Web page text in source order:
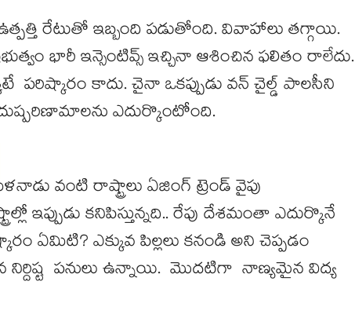
రేటుతో ఇబ్బంది పడుతోంది. వివాహాలు తగ్గాయి.
భారీ ఇన్సెంటివ్స్​ ఇచ్చినా ఆశించిన ఫలితం రాలేదు.
పరిష్కారం కాదు. చైనా ఒకప్పుడు వన్​ చైల్డ్​ పాలసీని
ఎదుర్కొంటోంది.
వంటి రాష్ట్రాలు ఏజింగ్ ​ట్రెండ్​ వైపు
ఇప్పుడు కనిపిస్తున్నది.. రేపు దేశమంతా ఎదుర్కొనే
ఏమిటి? ఎక్కువ పిల్లలు కనండి అని చెప్పడం
నిర్దిష్ట పనులు ఉన్నాయి. మొదటిగా నాణ్యమైన విద్య